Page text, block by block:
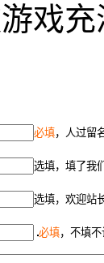
戏
必填，人过留
选填，填了我
选填，欢迎站
必填，不填